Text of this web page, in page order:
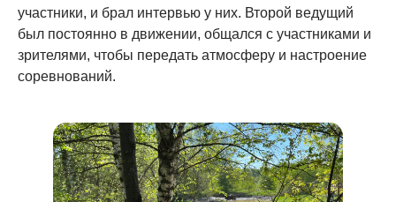
участники, и брал интервью у них. Второй ведущий
был постоянно в движении, общался с участниками и
зрителями, чтобы передать атмосферу и настроение
соревнований.